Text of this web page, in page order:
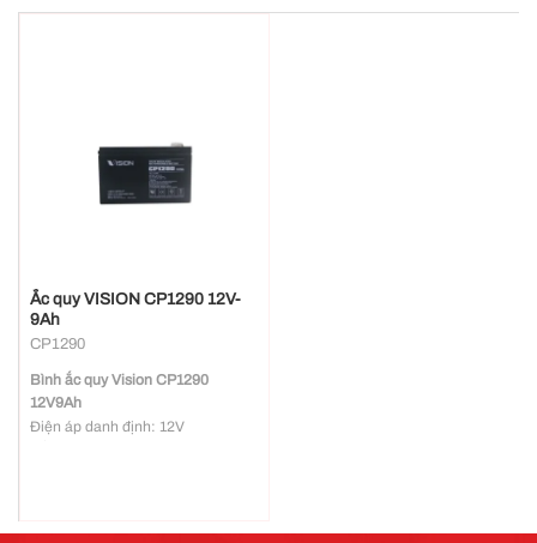
Ắc quy VISION CP1290 12V-
9Ah
CP1290
Bình ắc quy Vision CP1290
12V9Ah
Điện áp danh định: 12V